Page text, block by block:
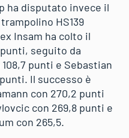
ha disputato invece il
HS139
Insam ha colto il
seguito da
punti e Sebastian
Il successo è
con 270,2 punti
con 269,8 punti e
con 265,5.